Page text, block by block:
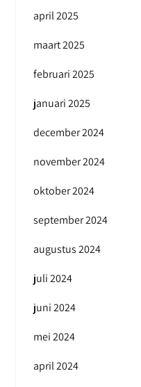
april 2025
maart 2025
februari 2025
januari 2025
december 2024
november 2024
oktober 2024
september 2024
augustus 2024
juli 2024
juni 2024
mei 2024
april 2024